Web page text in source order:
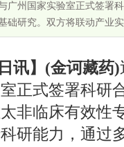
广州国家实验室正式签署
础研究。双方将联动产业
讯】(金诃藏药)
正式签署科研
非临床有效性
研能力，通过